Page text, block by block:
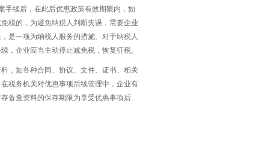
手续后，在此后优惠政策有效期限内，如
税的，为避免纳税人判断失误，需要企业
是一项为纳税人服务的措施。对于纳税人
，企业应当主动停止减免税，恢复征税。
，如各种合同、协议、文件、证书、相关
税务机关对优惠事项后续管理中，企业有
备查资料的保存期限为享受优惠事项后